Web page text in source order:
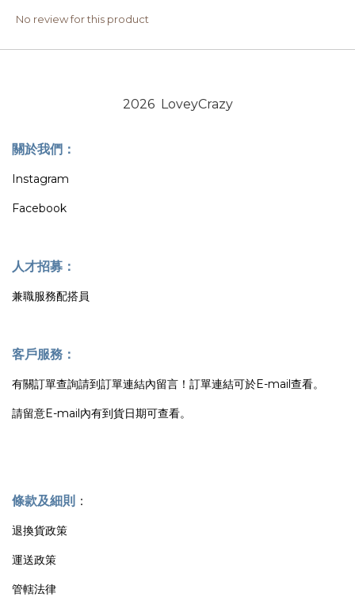
No review for this product
2026 LoveyCrazy
關於我們：
Instagram
Facebook
人才招募：
兼職服務配搭員
客戶服務：
有關訂單查詢請到訂單連結內留言！訂單連結可於E-mail查看。
請留意E-mail內有到貨日期可查看。
條款及細則 ：
退換貨政策
運送政策
管轄法律